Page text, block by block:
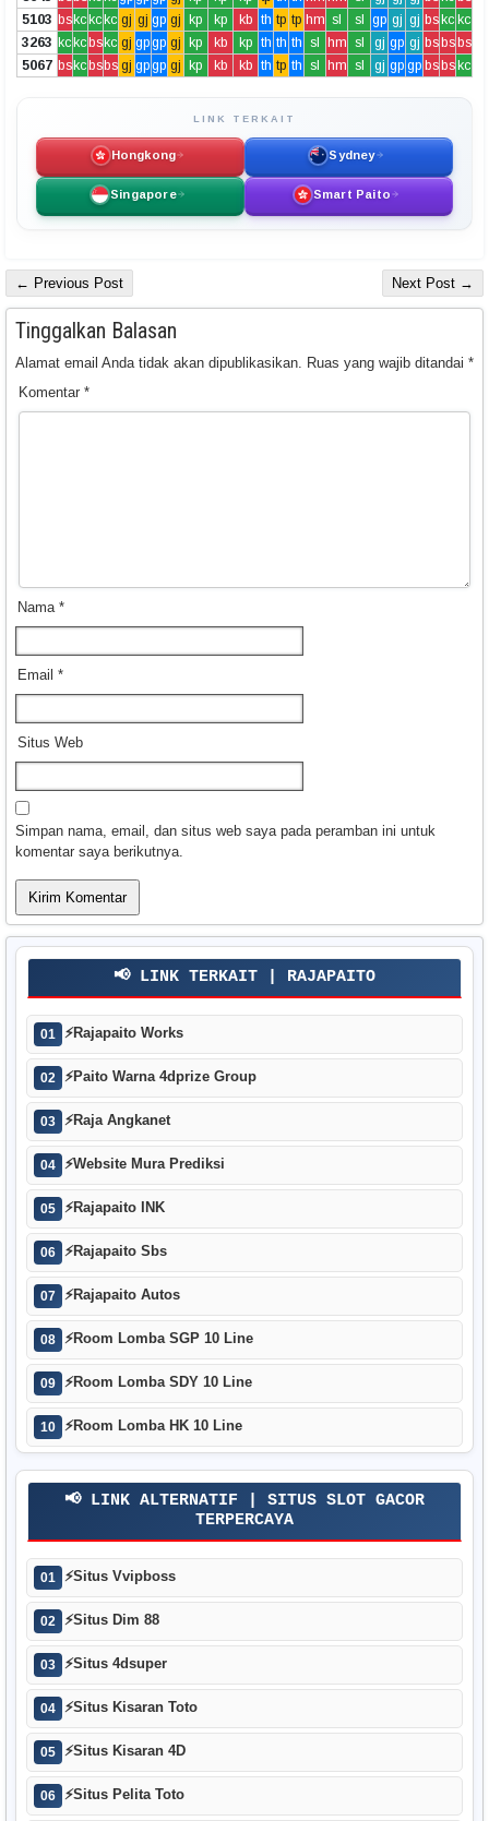
5103 bskckckc gj gj gp gj kp kp kb th tp tp hm sl sl gp gj gj bskc kc
3263 kckcbskc gj gpgp gj kp kb kp th th th sl hm sl gj gp gj bsbsbs
5067 bskcbsbs gj gpgp gj kp kb kb th tp th sl hm sl gj gp gp bsbskc
LINK TERKAIT
Hongkong Sydney
Singapore Smart Paito
← Previous Post Next Post →
Tinggalkan Balasan
Alamat email Anda tidak akan dipublikasikan. Ruas yang wajib ditandai *
Komentar *
Nama *
Email *
Situs Web
Simpan nama, email, dan situs web saya pada peramban ini untuk
komentar saya berikutnya.
📢 LINK TERKAIT | RAJAPAITO
01 ⚡Rajapaito Works
02 ⚡Paito Warna 4dprize Group
03 ⚡Raja Angkanet
04 ⚡Website Mura Prediksi
05 ⚡Rajapaito INK
06 ⚡Rajapaito Sbs
07 ⚡Rajapaito Autos
08 ⚡Room Lomba SGP 10 Line
09 ⚡Room Lomba SDY 10 Line
10 ⚡Room Lomba HK 10 Line
📢 LINK ALTERNATIF | SITUS SLOT GACOR
TERPERCAYA
01 ⚡Situs Vvipboss
02 ⚡Situs Dim 88
03 ⚡Situs 4dsuper
04 ⚡Situs Kisaran Toto
05 ⚡Situs Kisaran 4D
06 ⚡Situs Pelita Toto